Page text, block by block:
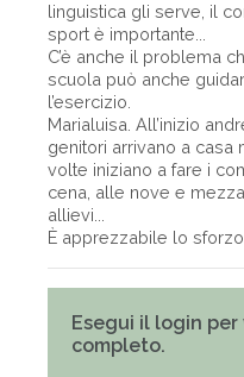
linguistica gli serve, il
sport è importante...
C’è anche il problema
scuola può anche
l’esercizio.
Marialuisa. All’inizio
genitori arrivano a casa
volte iniziano a fare i
cena, alle nove e
allievi...
È apprezzabile lo sforzo
Esegui il login
completo.